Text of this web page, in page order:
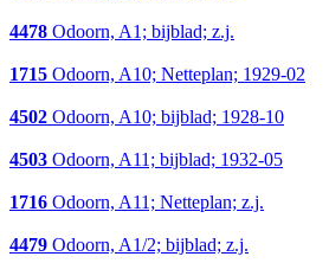
4478 Odoorn, A1; bijblad; z.j.
1715 Odoorn, A10; Netteplan; 1929-02
4502 Odoorn, A10; bijblad; 1928-10
4503 Odoorn, A11; bijblad; 1932-05
1716 Odoorn, A11; Netteplan; z.j.
4479 Odoorn, A1/2; bijblad; z.j.